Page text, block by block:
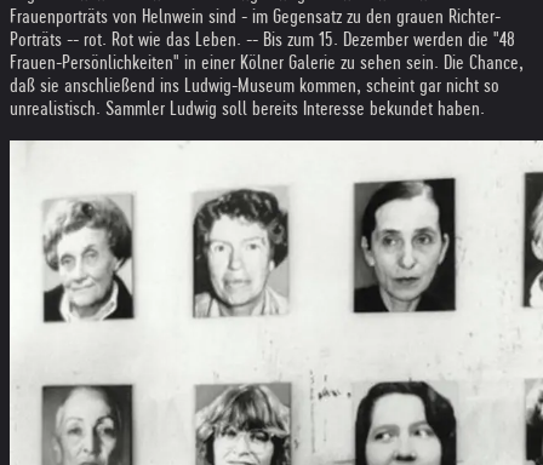
Frauenporträts von Helnwein sind - im Gegensatz zu den grauen Richter-
Porträts -- rot. Rot wie das Leben. -- Bis zum 15. Dezember werden die "48
Frauen-Persönlichkeiten" in einer Kölner Galerie zu sehen sein. Die Chance,
daß sie anschließend ins Ludwig-Museum kommen, scheint gar nicht so
unrealistisch. Sammler Ludwig soll bereits Interesse bekundet haben.